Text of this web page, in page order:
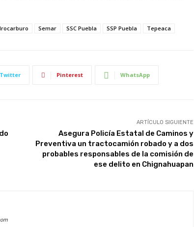
Semar SSC Puebla SSP Puebla Tepeaca
Twitter Pinterest WhatsApp
ARTÍCULO SIGUIENTE
Asegura Policía Estatal de Caminos y
Preventiva un tractocamión robado y a dos
probables responsables de la comisión de
ese delito en Chignahuapan